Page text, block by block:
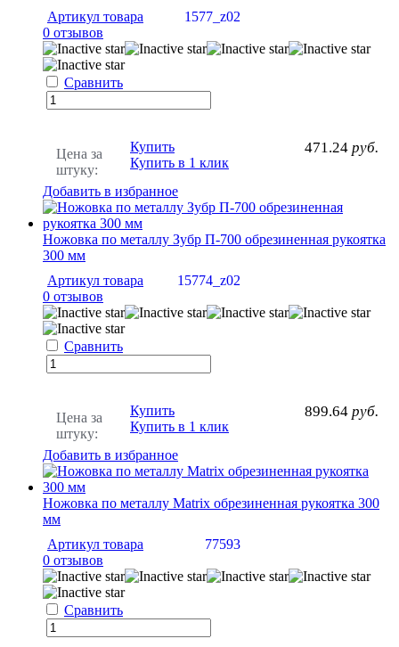
Артикул товара
1577_z02
0 отзывов
Сравнить
Цена за
штуку:
471.24 руб.
Купить
Купить в 1 клик
Добавить в избранное
Ножовка по металлу Зубр П-700 обрезиненная рукоятка
300 мм
Артикул товара
15774_z02
0 отзывов
Сравнить
Цена за
штуку:
899.64 руб.
Купить
Купить в 1 клик
Добавить в избранное
Ножовка по металлу Matrix обрезиненная рукоятка 300
мм
Артикул товара
77593
0 отзывов
Сравнить